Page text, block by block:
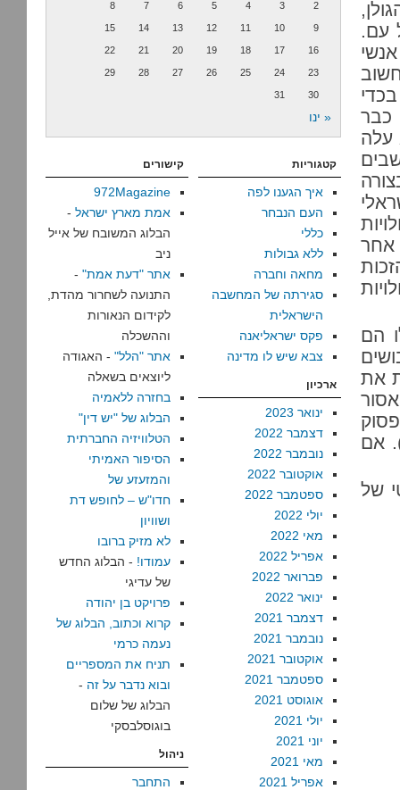
משאל עם.
כבר
עלה
אחר
הם
את
אם
של
2
3
4
5
6
7
8
9
10
11
12
13
14
15
16
17
18
19
20
21
22
23
24
25
26
27
28
29
30
31
« ינו
קטגוריות
איך הגענו לפה
העם הנבחר
כללי
ללא גבולות
מחאה וחברה
סגירתה של המחשבה
הישראלית
פקס ישראליאנה
צבא שיש לו מדינה
ארכיון
ינואר 2023
דצמבר 2022
נובמבר 2022
אוקטובר 2022
ספטמבר 2022
יולי 2022
מאי 2022
אפריל 2022
פברואר 2022
ינואר 2022
דצמבר 2021
נובמבר 2021
אוקטובר 2021
ספטמבר 2021
אוגוסט 2021
יולי 2021
יוני 2021
מאי 2021
אפריל 2021
קישורים
972Magazine
אמת מארץ ישראל -
הבלוג המשובח של אייל
ניב
אתר "דעת אמת" -
התנועה לשחרור מהדת,
לקידום הנאורות
וההשכלה
אתר "הלל" - האגודה
ליוצאים בשאלה
בחזרה ללאמיה
הבלוג של "יש דין"
הטלוויזיה החברתית
הסיפור האמיתי
והמזעזע של
חדו"ש – לחופש דת
ושוויון
לא מזיק ברובו
עמודו! - הבלוג החדש
של עדיגי
פרויקט בן יהודה
קרוא וכתוב, הבלוג של
נעמה כרמי
תניח את המספריים
ובוא נדבר על זה -
הבלוג של שלום
בוגוסלבסקי
ניהול
התחבר